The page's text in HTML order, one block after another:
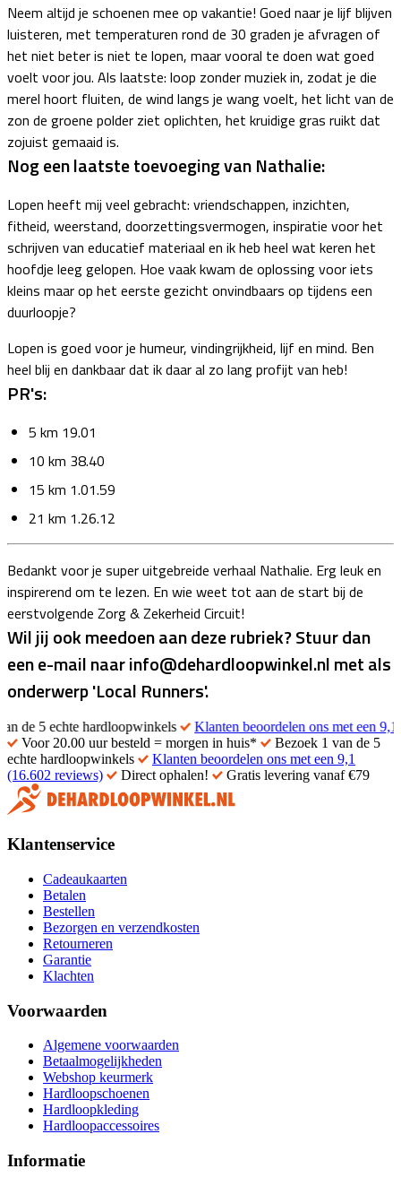
Neem altijd je schoenen mee op vakantie! Goed naar je lijf blijven
luisteren, met temperaturen rond de 30 graden je afvragen of
het niet beter is niet te lopen, maar vooral te doen wat goed
voelt voor jou. Als laatste: loop zonder muziek in, zodat je die
merel hoort fluiten, de wind langs je wang voelt, het licht van de
zon de groene polder ziet oplichten, het kruidige gras ruikt dat
zojuist gemaaid is.
Nog een laatste toevoeging van Nathalie:
Lopen heeft mij veel gebracht: vriendschappen, inzichten,
fitheid, weerstand, doorzettingsvermogen, inspiratie voor het
schrijven van educatief materiaal en ik heb heel wat keren het
hoofdje leeg gelopen. Hoe vaak kwam de oplossing voor iets
kleins maar op het eerste gezicht onvindbaars op tijdens een
duurloopje?
Lopen is goed voor je humeur, vindingrijkheid, lijf en mind. Ben
heel blij en dankbaar dat ik daar al zo lang profijt van heb!
PR's:
5 km 19.01
10 km 38.40
15 km 1.01.59
21 km 1.26.12
Bedankt voor je super uitgebreide verhaal Nathalie. Erg leuk en
inspirerend om te lezen. En wie weet tot aan de start bij de
eerstvolgende Zorg & Zekerheid Circuit!
Wil jij ook meedoen aan deze rubriek? Stuur dan
een e-mail naar info@dehardloopwinkel.nl met als
onderwerp 'Local Runners'.
hardloopwinkels
Klanten beoordelen ons met een 9,1 (16.602
Voor 20.00 uur besteld = morgen in huis*
Bezoek 1 van de 5
echte hardloopwinkels
Klanten beoordelen ons met een 9,1
(16.602 reviews)
Direct ophalen! Gratis levering vanaf €79
Klantenservice
Cadeaukaarten
Betalen
Bestellen
Bezorgen en verzendkosten
Retourneren
Garantie
Klachten
Voorwaarden
Algemene voorwaarden
Betaalmogelijkheden
Webshop keurmerk
Hardloopschoenen
Hardloopkleding
Hardloopaccessoires
Informatie